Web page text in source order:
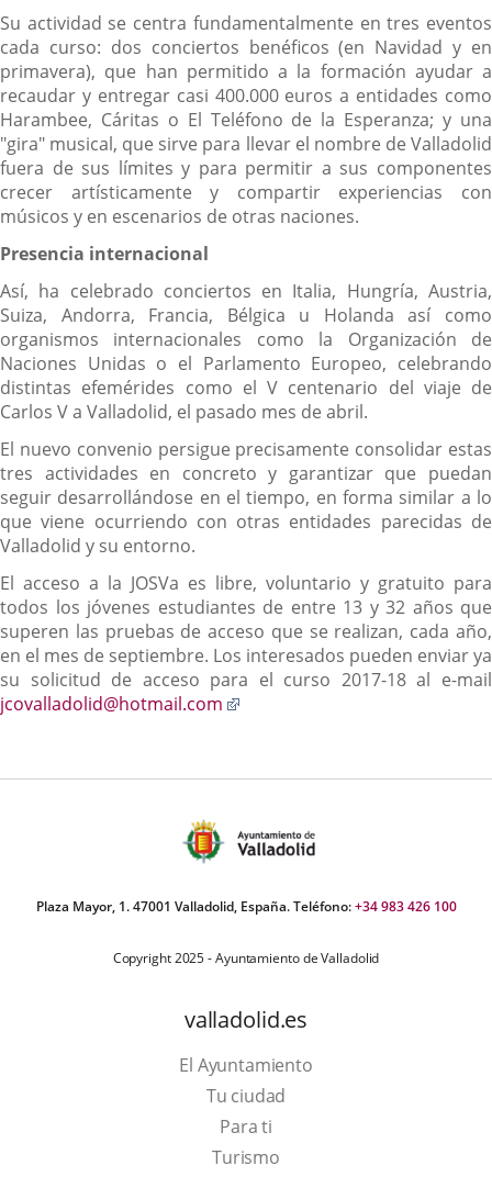
Su actividad se centra fundamentalmente en tres eventos
cada curso: dos conciertos benéficos (en Navidad y en
primavera), que han permitido a la formación ayudar a
recaudar y entregar casi 400.000 euros a entidades como
Harambee, Cáritas o El Teléfono de la Esperanza; y una
"gira" musical, que sirve para llevar el nombre de Valladolid
fuera de sus límites y para permitir a sus componentes
crecer artísticamente y compartir experiencias con
músicos y en escenarios de otras naciones.
Presencia internacional
Así, ha celebrado conciertos en Italia, Hungría, Austria,
Suiza, Andorra, Francia, Bélgica u Holanda así como
organismos internacionales como la Organización de
Naciones Unidas o el Parlamento Europeo, celebrando
distintas efemérides como el V centenario del viaje de
Carlos V a Valladolid, el pasado mes de abril.
El nuevo convenio persigue precisamente consolidar estas
tres actividades en concreto y garantizar que puedan
seguir desarrollándose en el tiempo, en forma similar a lo
que viene ocurriendo con otras entidades parecidas de
Valladolid y su entorno.
El acceso a la JOSVa es libre, voluntario y gratuito para
todos los jóvenes estudiantes de entre 13 y 32 años que
superen las pruebas de acceso que se realizan, cada año,
en el mes de septiembre. Los interesados pueden enviar ya
su solicitud de acceso para el curso 2017-18 al e-mail
jcovalladolid@hotmail.com
aplicación
Plaza Mayor, 1. 47001 Valladolid, España. Teléfono:+34 983 426 100
Copyright 2025 - Ayuntamiento de Valladolid
valladolid.es
El Ayuntamiento
Tu ciudad
Para ti
TurismoThis